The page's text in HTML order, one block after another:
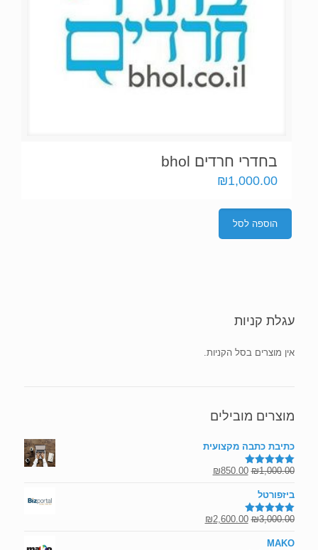
בחדרי חרדים bhol
₪1,000.00
הוספה לסל
עגלת קניות
אין מוצרים בסל הקניות.
מוצרים מובילים
כתיבת כתבה מקצועית
דורג5.00
₪1,000.00
המחיר
₪1,000.00.
₪850.00
₪850.00.
ביזפורטל
דורג5.00
₪3,000.00
המחיר
₪2,600.00
MAKO